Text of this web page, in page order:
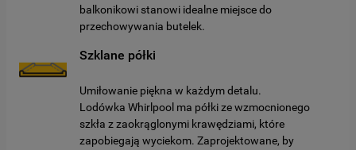
balkonikowi stanowi idealne miejsce do
przechowywania butelek.
Szklane półki
Umiłowanie piękna w każdym detalu.
Lodówka Whirlpool ma półki ze wzmocnionego
szkła z zaokrąglonymi krawędziami, które
zapobiegają wyciekom. Zaprojektowane, by